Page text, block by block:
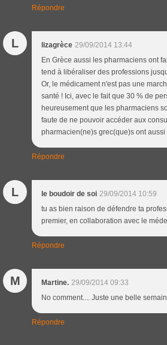
Répondre
L lizagrèce 29/09/2014 13:44
En Grèce aussi les pharmaciens ont
tend à libéraliser des professions
Or, le médicament n'est pas une
santé ! Ici, avec le fait que 30 % de
heureusement que les pharmaciens
faute de ne pouvoir accéder aux
pharmacien(ne)s grec(que)s ont
Répondre
L le boudoir de soi 29/09/2014 10:59
tu as bien raison de défendre ta
premier, en collaboration avec le
Répondre
M Martine. 29/09/2014 09:33
No comment.... Juste une belle
Répondre